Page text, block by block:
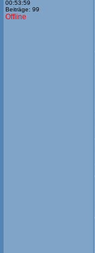
00:53:59
Beiträge: 99
Offline